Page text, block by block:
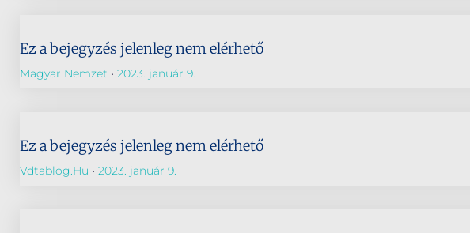
Ez a bejegyzés jelenleg nem elérhető
Magyar Nemzet 2023. január 9.
Ez a bejegyzés jelenleg nem elérhető
Vdtablog.hu 2023. január 9.